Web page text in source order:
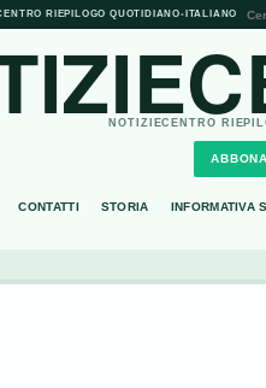
RIEPILOGO QUOTIDIANO• ITALIANO
NOTIZIECENTRO
CONTATTI STORIA INFORMATIVA